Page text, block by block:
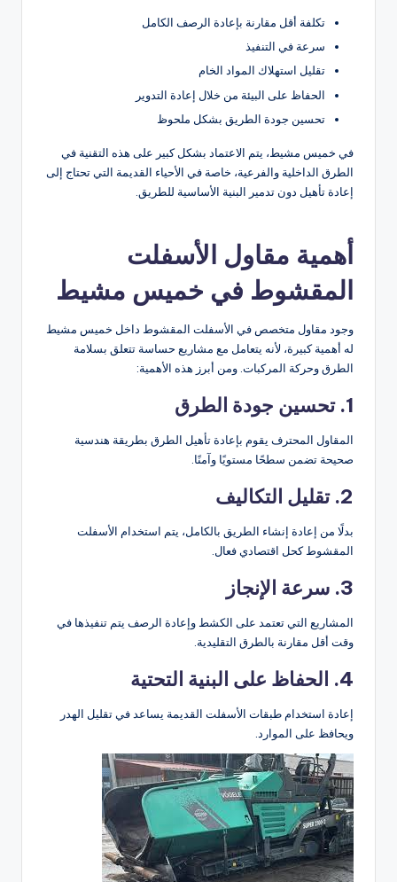
تكلفة أقل مقارنة بإعادة الرصف الكامل
سرعة في التنفيذ
تقليل استهلاك المواد الخام
الحفاظ على البيئة من خلال إعادة التدوير
تحسين جودة الطريق بشكل ملحوظ
في خميس مشيط، يتم الاعتماد بشكل كبير على هذه التقنية في
الطرق الداخلية والفرعية، خاصة في الأحياء القديمة التي تحتاج إلى
إعادة تأهيل دون تدمير البنية الأساسية للطريق.
أهمية مقاول الأسفلت
المقشوط في خميس مشيط
وجود مقاول متخصص في الأسفلت المقشوط داخل خميس مشيط
له أهمية كبيرة، لأنه يتعامل مع مشاريع حساسة تتعلق بسلامة
الطرق وحركة المركبات. ومن أبرز هذه الأهمية:
1. تحسين جودة الطرق
المقاول المحترف يقوم بإعادة تأهيل الطرق بطريقة هندسية
صحيحة تضمن سطحًا مستويًا وآمنًا.
2. تقليل التكاليف
بدلًا من إعادة إنشاء الطريق بالكامل، يتم استخدام الأسفلت
المقشوط كحل اقتصادي فعال.
3. سرعة الإنجاز
المشاريع التي تعتمد على الكشط وإعادة الرصف يتم تنفيذها في
وقت أقل مقارنة بالطرق التقليدية.
4. الحفاظ على البنية التحتية
إعادة استخدام طبقات الأسفلت القديمة يساعد في تقليل الهدر
ويحافظ على الموارد.